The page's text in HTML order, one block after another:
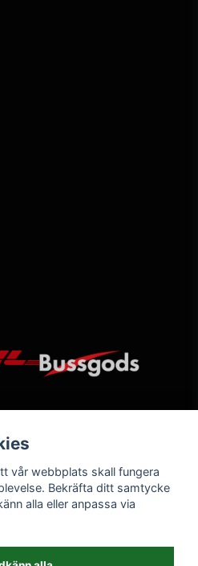
vår webbplats skall fungera
Bekräfta ditt samtycke
alla eller anpassa via